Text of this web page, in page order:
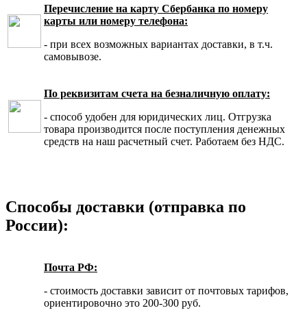
Перечисление на карту Сбербанка по номеру
карты или номеру телефона:
- при всех возможных вариантах доставки, в т.ч.
самовывозе.
По реквизитам счета на безналичную оплату:
- способ удобен для юридических лиц. Отгрузка
товара производится после поступления денежных
средств на наш расчетный счет. Работаем без НДС.
Способы доставки (отправка по
России):
Почта РФ:
- стоимость доставки зависит от почтовых тарифов,
ориентировочно это 200-300 руб.